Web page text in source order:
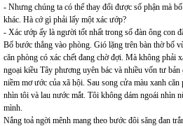
- Nhưng chúng ta có thể thay đổi được số phận mà
khác. Hà cớ gì phải lấy một xác ướp?
- Xác ướp ấy là người tốt nhất trong số đàn ông con
Bố bước thẳng vào phòng. Gió lặng trên bàn thờ bố
căn phòng có xác chết đang chờ đợi. Mà không phải
ngoại kiều Tây phương uyên bác và nhiều vốn tư
niềm mơ ước của xã hội. Sau song cửa màu xanh
nhìn tôi và lau nước mắt. Tôi không dám ngoái nhìn
mình.
Nắng toả ngời mênh mang theo bước đôi săng đan